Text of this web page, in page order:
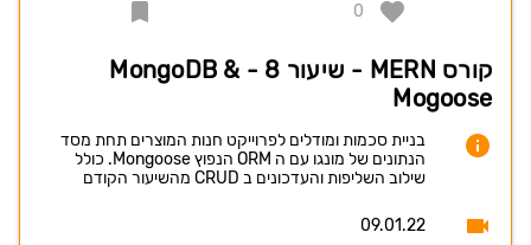
0
קורס MERN - שיעור 8 - MongoDB &
Mogoose
בניית סכמות ומודלים לפרוייקט חנות המוצרים תחת מסד
הנתונים של מונגו עם ה ORM הנפוץ Mongoose. כולל
שילוב השליפות והעדכונים ב CRUD מהשיעור הקודם
09.01.22